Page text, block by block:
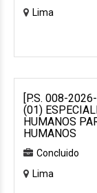
Lima
[P.S. 008-
(01)
HUMANOS
HUMANOS
Concluido
Lima